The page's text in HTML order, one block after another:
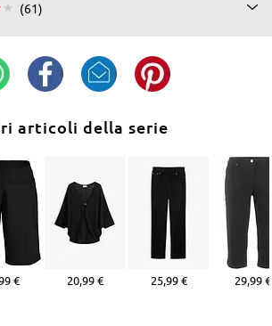
(61)
articoli della serie
€ 20,99 € 25,99 € 29,99 €